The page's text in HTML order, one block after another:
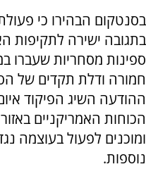
בסנטקום הבהירו כי
בתגובה ישירה לתקיפות
ספינות מסחריות שעברו
חמורה ודלת תקדים של
ההודעה השיג הפיקוד
הכוחות האמריקניים
ומוכנים לפעול בעוצמה
נוספות.